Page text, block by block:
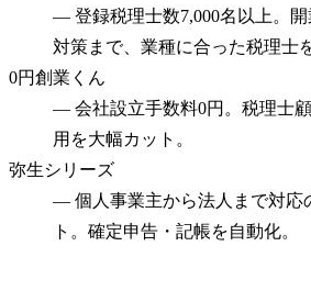
— 登録税理士数7,000名以上。
対策まで、業種に合った税理士
0円創業くん
— 会社設立手数料0円。税理士
用を大幅カット。
弥生シリーズ
— 個人事業主から法人まで対応
ト。確定申告・記帳を自動化。